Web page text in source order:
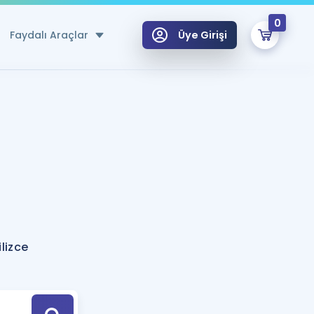
Faydalı Araçlar
Hesaplama Aracı
için Öneriler
Tek Takvimde
Üye Girişi
0